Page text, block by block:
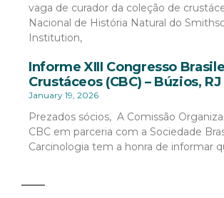
vaga de curador da coleção de
Nacional de História Natural do
Institution,
Informe XIII Congresso
Crustáceos (CBC) – Búzios, RJ
January 19, 2026
Prezados sócios, A Comissão
CBC em parceria com a Sociedade
Carcinologia tem a honra de informar